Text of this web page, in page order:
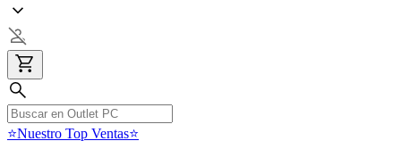
⭐Nuestro Top Ventas⭐